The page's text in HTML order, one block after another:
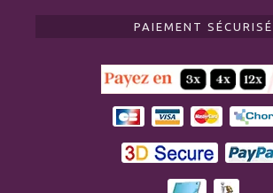
PAIEMENT SÉCURISÉ